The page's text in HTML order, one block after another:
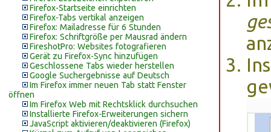
Firefox-Startseite einrichten
Firefox-Tabs vertikal anzeigen
Firefox: Mailadresse für 6 Stunden
Firefox: Schriftgröße per Mausrad ändern
FireshotPro: Websites fotografieren
Gerät zu Firefox-Sync hinzufügen
Geschlossene Tabs wieder herstellen
Google Suchergebnisse auf Deutsch
Im Firefox immer neuen Tab statt Fenster
öffnen
Im Firefox Web mit Rechtsklick durchsuchen
Installierte Firefox-Erweiterungen sichern
JavaScript aktivieren/deaktivieren (Firefox)